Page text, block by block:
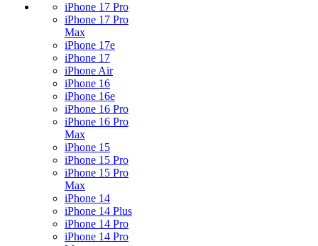
iPhone 17 Pro
iPhone 17 Pro
Max
iPhone 17e
iPhone 17
iPhone Air
iPhone 16
iPhone 16e
iPhone 16 Pro
iPhone 16 Pro
Max
iPhone 15
iPhone 15 Pro
iPhone 15 Pro
Max
iPhone 14
iPhone 14 Plus
iPhone 14 Pro
iPhone 14 Pro